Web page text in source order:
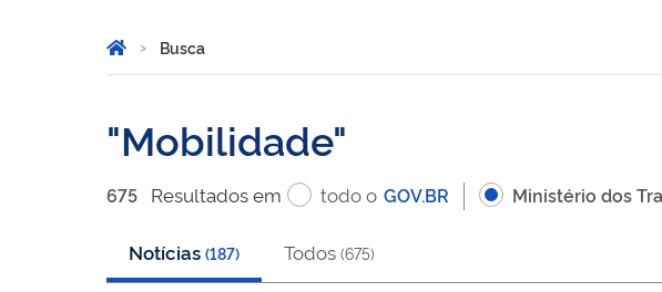
Você está aqui:
Página Inicial
Busca
Mobilidade
675 Resultadosem todo o GOV.BR Ministério dos
Notícias (187) Todos (675)